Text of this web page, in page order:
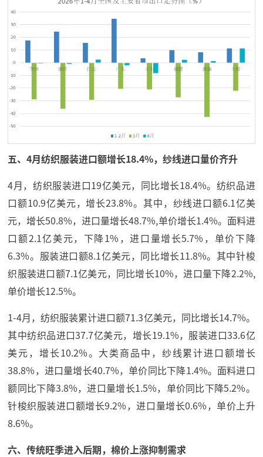
五、4月纺织服装进口额增长18.4%，纱线进口量价齐升
4月，纺织服装进口19亿美元，同比增长18.4%。纺织品进
口额10.9亿美元，增长23.8%。其中，纱线进口额6.1亿美
元，增长50.8%，进口量增长48.7%,单价增长1.4%。面料进
口额2.1亿美元，下降1%，进口量增长5.7%，单价下降
6.3%。服装进口额8.1亿美元，同比增长11.8%。其中针梭
织服装进口额7.1亿美元，同比增长10%，进口量下降2.2%,
单价增长12.5%。
1-4月，纺织服装累计进口额71.3亿美元，同比增长14.7%。
其中纺织品进口37.7亿美元，增长19.1%，服装进口33.6亿
美元，增长10.2%。大类商品中，纱线累计进口额增长
38.8%，进口量增长40.7%，单价同比下降1.4%。面料进口
额同比下降3.8%，进口量增长1.5%，单价同比下降5.2%。
针梭织服装进口额增长9.2%，进口量增长0.6%，单价上升
8.6%。
六、传统旺季进入后期，棉价上涨抑制需求